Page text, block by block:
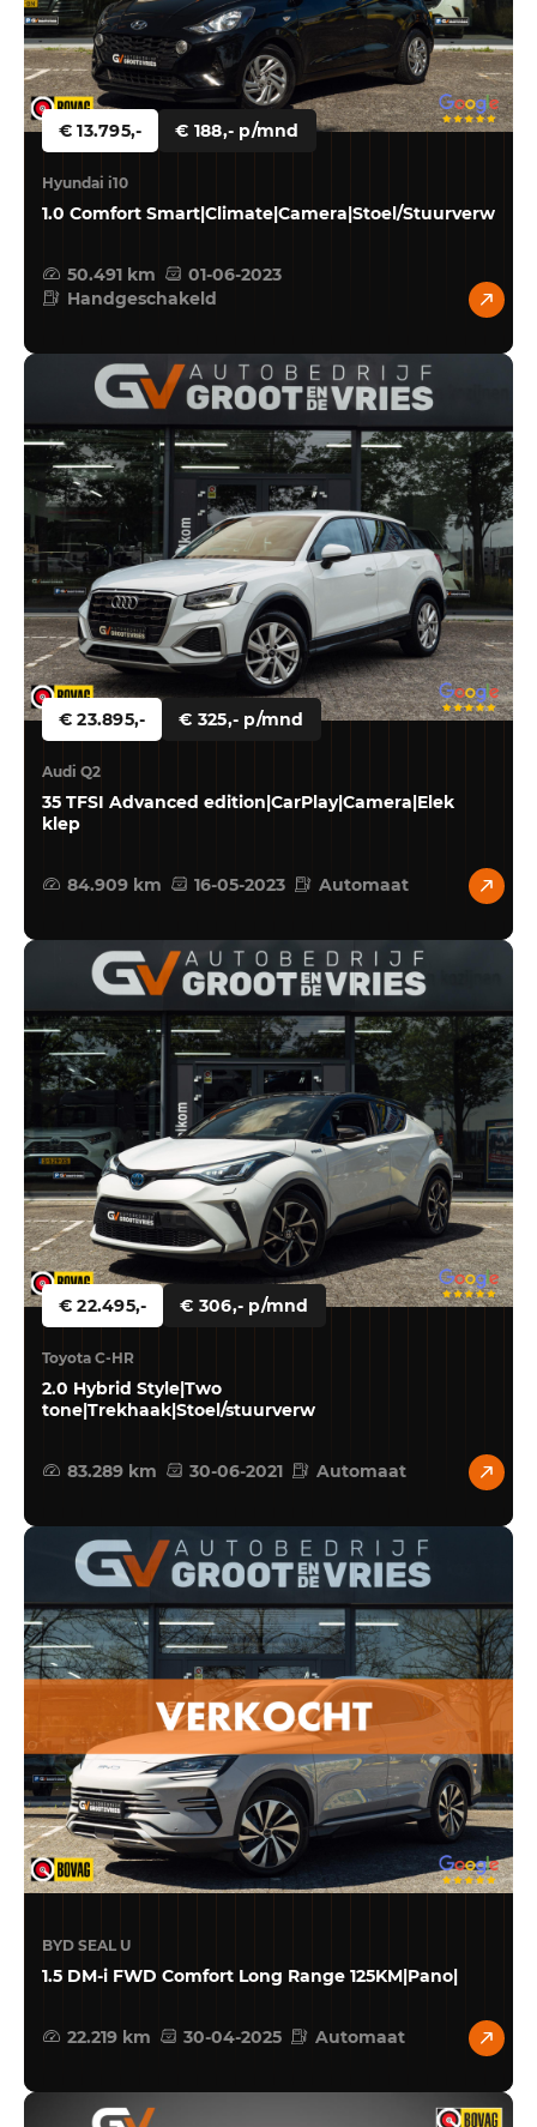
€ 13.795,- € 188,- p/mnd
Hyundai i10
1.0 Comfort Smart|Climate|Camera|Stoel/Stuurverw
50.491 km
01-06-2023
Handgeschakeld
€ 23.895,- € 325,- p/mnd
Audi Q2
35 TFSI Advanced edition|CarPlay|Camera|Elek
klep
84.909 km 16-05-2023 Automaat
€ 22.495,- € 306,- p/mnd
Toyota C-HR
2.0 Hybrid Style|Two
tone|Trekhaak|Stoel/stuurverw
83.289 km 30-06-2021 Automaat
BYD SEAL U
1.5 DM-i FWD Comfort Long Range 125KM|Pano|
22.219 km 30-04-2025 Automaat